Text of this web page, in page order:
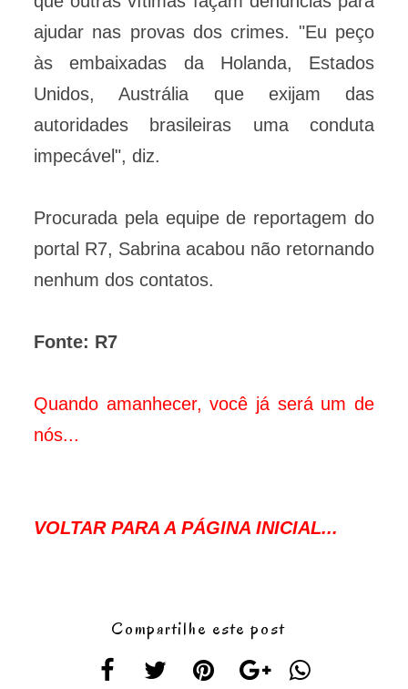
ajudar nas provas dos crimes. "Eu peço
às embaixadas da Holanda, Estados
Unidos, Austrália que exijam das
autoridades brasileiras uma conduta
impecável", diz.
Procurada pela equipe de reportagem do
portal R7, Sabrina acabou não retornando
nenhum dos contatos.
Fonte: R7
Quando amanhecer, você já será um de
nós...
VOLTAR PARA A PÁGINA INICIAL...
Compartilhe este post